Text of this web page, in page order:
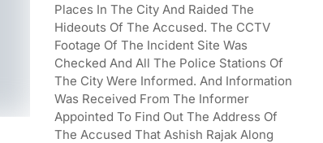
Places In The City And Raided The
Hideouts Of The Accused. The CCTV
Footage Of The Incident Site Was
Checked And All The Police Stations Of
The City Were Informed. And Information
Was Received From The Informer
Appointed To Find Out The Address Of
The Accused That Ashish Rajak Along